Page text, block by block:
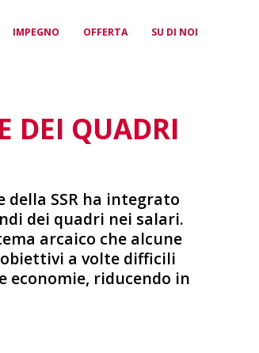
IMPEGNO
&
POLITICA
La nostra voce politica per
RETE
con il
OFFERTA
E
TESSERA STAMPA
Supporto competente per
esclusivi
FORMAZIONE
CONTINUA
SU DI NOI
sono i
TEAM
Una squadra di segretari/e
DEI QUADRI
SSR ha integrato
dei quadri nei salari.
arcaico che alcune
a volte difficili
economie, riducendo in